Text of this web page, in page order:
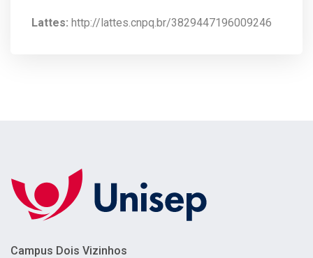
Lattes: http://lattes.cnpq.br/3829447196009246
Campus Dois Vizinhos